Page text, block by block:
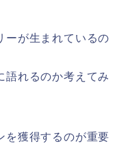
ーが生まれているの
語れるのか考えてみ
を獲得するのが重要